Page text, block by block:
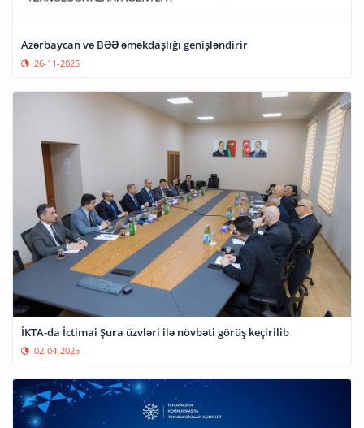
Azərbaycan və BƏƏ əməkdaşlığı genişləndirir
26-11-2025
İKTA-da İctimai Şura üzvləri ilə növbəti görüş keçirilib
02-04-2025